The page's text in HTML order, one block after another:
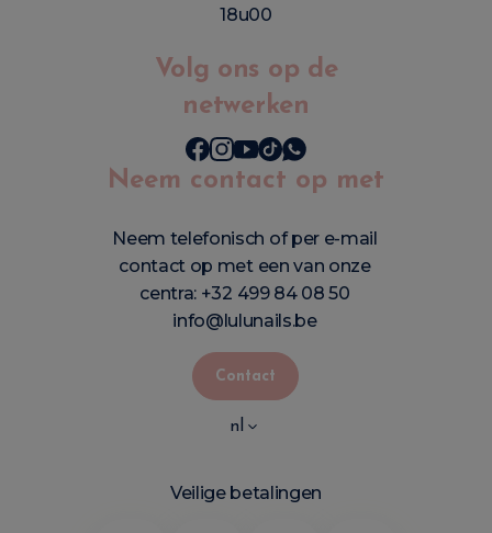
18u00
Volg ons op de
netwerken
Neem contact op met
Neem telefonisch of per e-mail
contact op met een van onze
centra: +32 499 84 08 50
info@lulunails.be
Contact
nl
Veilige betalingen